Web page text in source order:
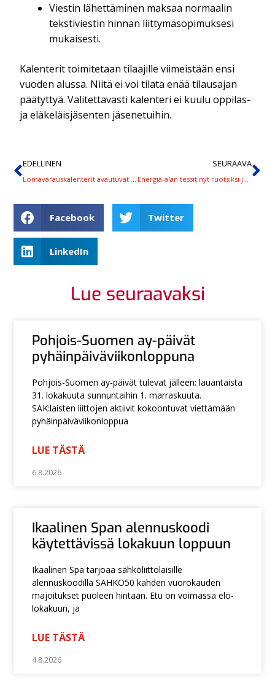
Viestin lähettäminen maksaa normaalin
tekstiviestin hinnan liittymäsopimuksesi
mukaisesti.
Kalenterit toimitetaan tilaajille viimeistään ensi
vuoden alussa. Niitä ei voi tilata enää tilausajan
päätyttyä. Valitettavasti kalenteri ei kuulu oppilas-
ja eläkeläisjäsenten jäsenetuihin.
EDELLINEN SEURAAVA
Facebook Twitter
LinkedIn
Lue seuraavaksi
Pohjois-Suomen ay-päivät
pyhäinpäiväviikonloppuna
Pohjois-Suomen ay-päivät tulevat jälleen: lauantaista
31. lokakuuta sunnuntaihin 1. marraskuuta.
SAK:laisten liittojen aktiivit kokoontuvat viettämään
pyhäinpäiväviikonloppua
LUE TÄSTÄ
6.8.2026
Ikaalinen Span alennuskoodi
käytettävissä lokakuun loppuun
Ikaalinen Spa tarjoaa sähköliittolaisille
alennuskoodilla SAHKO50 kahden vuorokauden
majoitukset puoleen hintaan. Etu on voimassa elo-
lokakuun, ja
LUE TÄSTÄ
4.8.2026